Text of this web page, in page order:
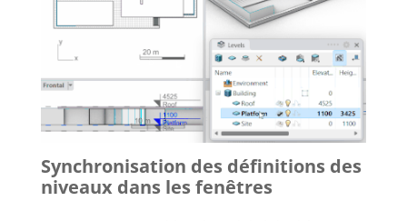
Synchronisation des définitions des
niveaux dans les fenêtres